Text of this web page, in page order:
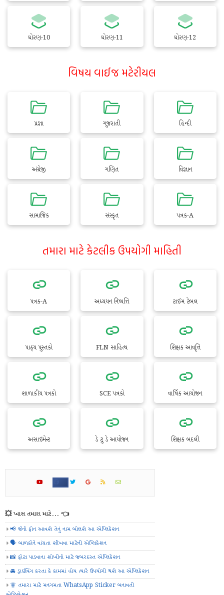
ધોરણ-10 ધોરણ-11 ધોરણ-12
વિષય વાઈજ મટેરીયલ
પ્રજ્ઞા ગુજરાતી હિન્દી
અંગ્રેજી ગણિત વિજ્ઞાન
સામાજિક સંસ્કૃત પત્રક-A
તમારા માટે કેટલીક ઉપયોગી માહિતી
પત્રક-A અધ્યયન નિષ્પત્તિ ટાઈમ ટેબલ
પાઠ્ય પુસ્તકો FLN સાહિત્ય શિક્ષક આવૃત્તિ
શાળાકીય પત્રકો SCE પત્રકો વાર્ષિક આયોજન
અસાઇમેન્ટ ડે ટુ ડે આયોજન શિક્ષક બદલી
💥 ખાસ તમારા માટે... 👈
📢 જેનો ફોન આવશે તેનું નામ બોલશે આ એપ્લિકેશન
🗣️ બાળકોને વાંચતા શીખવા માટેની એપ્લિકેશન
📸 ફોટા પાડવાના શોખીનો માટે જબરદસ્ત એપ્લિકેશન
🚘 ડ્રાઈવિંગ કરતા કે કામમાં હોય ત્યારે ઉપયોગી થશે આ એપ્લિકેશન
🧚 તમારા માટે મનગમતા WhatsApp Sticker બનાવતી